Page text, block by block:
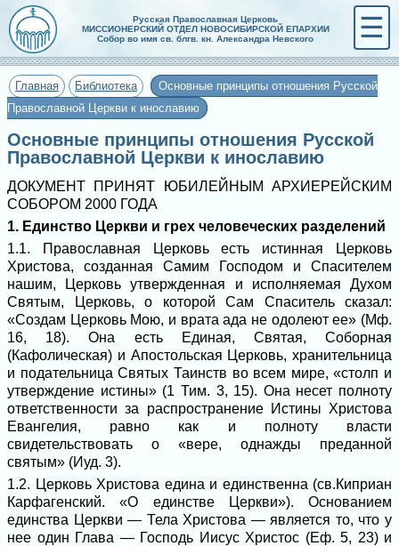
Русская Православная Церковь
МИССИОНЕРСКИЙ ОТДЕЛ НОВОСИБИРСКОЙ ЕПАРХИИ
Собор во имя св. блгв. кн. Александра Невского
☰
Главная Библиотека
Основные принципы отношения Русской
Православной Церкви к инославию
Основные принципы отношения Русской
Православной Церкви к инославию
ДОКУМЕНТ ПРИНЯТ ЮБИЛЕЙНЫМ АРХИЕРЕЙСКИМ
СОБОРОМ 2000 ГОДА
1. Единство Церкви и грех человеческих разделений
1.1. Православная Церковь есть истинная Церковь
Христова, созданная Самим Господом и Спасителем
нашим, Церковь утвержденная и исполняемая Духом
Святым, Церковь, о которой Сам Спаситель сказал:
«Создам Церковь Мою, и врата ада не одолеют ее» (Мф.
16, 18). Она есть Единая, Святая, Соборная
(Кафолическая) и Апостольская Церковь, хранительница
и подательница Святых Таинств во всем мире, «столп и
утверждение истины» (1 Тим. 3, 15). Она несет полноту
ответственности за распространение Истины Христова
Евангелия, равно как и полноту власти
свидетельствовать о «вере, однажды преданной
святым» (Иуд. 3).
1.2. Церковь Христова едина и единственна (св.Киприан
Карфагенский. «О единстве Церкви»). Основанием
единства Церкви ― Тела Христова ― является то, что у
нее один Глава ― Господь Иисус Христос (Еф. 5, 23) и